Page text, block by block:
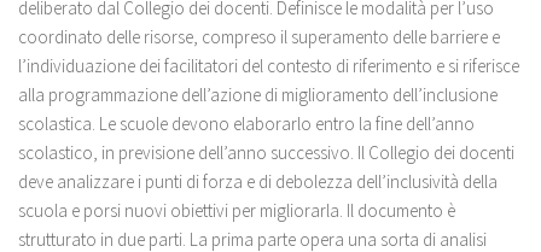
deliberato dal Collegio dei docenti. Definisce le modalità per l’uso
coordinato delle risorse, compreso il superamento delle barriere e
l’individuazione dei facilitatori del contesto di riferimento e si riferisce
alla programmazione dell’azione di miglioramento dell’inclusione
scolastica. Le scuole devono elaborarlo entro la fine dell’anno
scolastico, in previsione dell’anno successivo. Il Collegio dei docenti
deve analizzare i punti di forza e di debolezza dell’inclusività della
scuola e porsi nuovi obiettivi per migliorarla. Il documento è
strutturato in due parti. La prima parte opera una sorta di analisi